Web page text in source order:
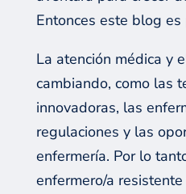
Entonces este blog es
La atención médica y
cambiando, como las
innovadoras, las
regulaciones y las
enfermería. Por lo
enfermero/a